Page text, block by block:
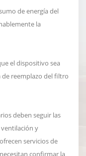
de energía del
la
el dispositivo sea
de reemplazo del filtro
deben seguir las
y
servicios de
confirmar la